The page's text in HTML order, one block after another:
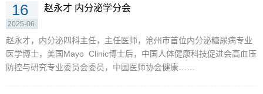
16
2025-06
赵永才 内分泌学分会
赵永才，内分泌四科主任，主任医师，沧州市首位内分泌糖尿病专业
医学博士，美国Mayo Clinic博士后，中国人体健康科技促进会高血压
防控与研究专业委员会委员，中国医师协会健康……